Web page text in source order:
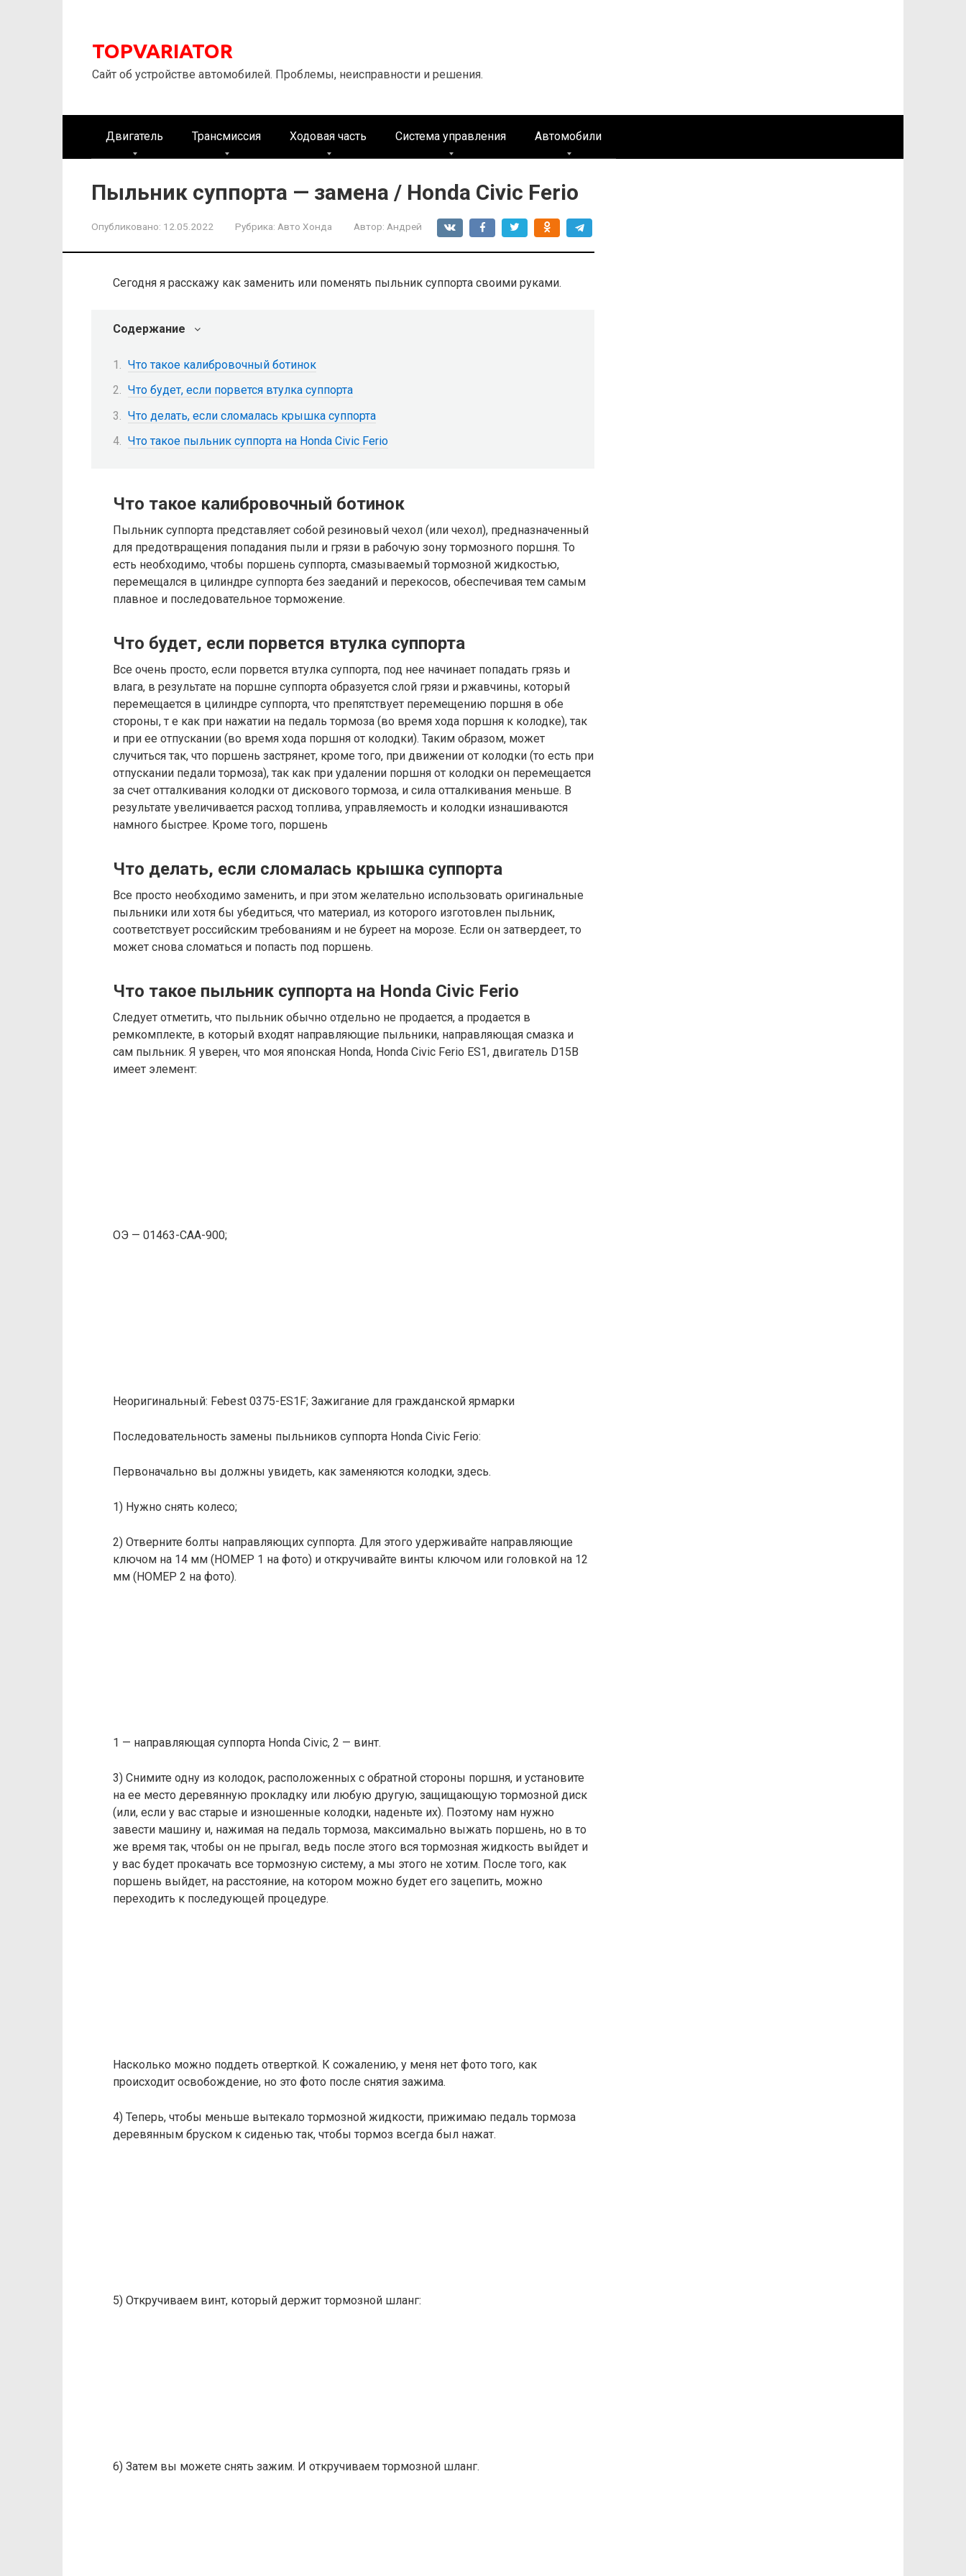
TOPVARIATOR
Сайт об устройстве автомобилей. Проблемы, неисправности и решения.
Двигатель Трансмиссия Ходовая часть Система управления Автомобили
Пыльник суппорта — замена / Honda Civic Ferio
Опубликовано: 12.05.2022 Рубрика: Авто Хонда Автор: Андрей
Сегодня я расскажу как заменить или поменять пыльник суппорта своими руками.
Содержание
Что такое калибровочный ботинок
Что будет, если порвется втулка суппорта
Что делать, если сломалась крышка суппорта
Что такое пыльник суппорта на Honda Civic Ferio
Что такое калибровочный ботинок
Пыльник суппорта представляет собой резиновый чехол (или чехол), предназначенный
для предотвращения попадания пыли и грязи в рабочую зону тормозного поршня. То
есть необходимо, чтобы поршень суппорта, смазываемый тормозной жидкостью,
перемещался в цилиндре суппорта без заеданий и перекосов, обеспечивая тем самым
плавное и последовательное торможение.
Что будет, если порвется втулка суппорта
Все очень просто, если порвется втулка суппорта, под нее начинает попадать грязь и
влага, в результате на поршне суппорта образуется слой грязи и ржавчины, который
перемещается в цилиндре суппорта, что препятствует перемещению поршня в обе
стороны, т е как при нажатии на педаль тормоза (во время хода поршня к колодке), так
и при ее отпускании (во время хода поршня от колодки). Таким образом, может
случиться так, что поршень застрянет, кроме того, при движении от колодки (то есть при
отпускании педали тормоза), так как при удалении поршня от колодки он перемещается
за счет отталкивания колодки от дискового тормоза, и сила отталкивания меньше. В
результате увеличивается расход топлива, управляемость и колодки изнашиваются
намного быстрее. Кроме того, поршень
Что делать, если сломалась крышка суппорта
Все просто необходимо заменить, и при этом желательно использовать оригинальные
пыльники или хотя бы убедиться, что материал, из которого изготовлен пыльник,
соответствует российским требованиям и не буреет на морозе. Если он затвердеет, то
может снова сломаться и попасть под поршень.
Что такое пыльник суппорта на Honda Civic Ferio
Следует отметить, что пыльник обычно отдельно не продается, а продается в
ремкомплекте, в который входят направляющие пыльники, направляющая смазка и
сам пыльник. Я уверен, что моя японская Honda, Honda Civic Ferio ES1, двигатель D15B
имеет элемент:
ОЭ — 01463-САА-900;
Неоригинальный: Febest 0375-ES1F; Зажигание для гражданской ярмарки
Последовательность замены пыльников суппорта Honda Civic Ferio:
Первоначально вы должны увидеть, как заменяются колодки, здесь.
1) Нужно снять колесо;
2) Отверните болты направляющих суппорта. Для этого удерживайте направляющие
ключом на 14 мм (НОМЕР 1 на фото) и откручивайте винты ключом или головкой на 12
мм (НОМЕР 2 на фото).
1 — направляющая суппорта Honda Civic, 2 — винт.
3) Снимите одну из колодок, расположенных с обратной стороны поршня, и установите
на ее место деревянную прокладку или любую другую, защищающую тормозной диск
(или, если у вас старые и изношенные колодки, наденьте их). Поэтому нам нужно
завести машину и, нажимая на педаль тормоза, максимально выжать поршень, но в то
же время так, чтобы он не прыгал, ведь после этого вся тормозная жидкость выйдет и
у вас будет прокачать все тормозную систему, а мы этого не хотим. После того, как
поршень выйдет, на расстояние, на котором можно будет его зацепить, можно
переходить к последующей процедуре.
Насколько можно поддеть отверткой. К сожалению, у меня нет фото того, как
происходит освобождение, но это фото после снятия зажима.
4) Теперь, чтобы меньше вытекало тормозной жидкости, прижимаю педаль тормоза
деревянным бруском к сиденью так, чтобы тормоз всегда был нажат.
5) Откручиваем винт, который держит тормозной шланг:
6) Затем вы можете снять зажим. И откручиваем тормозной шланг.